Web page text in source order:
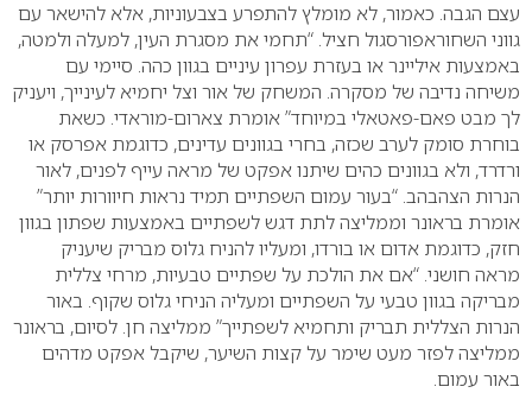
עצם הגבה. כאמור, לא מומלץ להתפרע בצבעוניות, אלא להישאר עם
גווני השחוראפורסגול חציל. “תחמי את מסגרת העין, למעלה ולמטה,
באמצעות איליינר או בעזרת עפרון עיניים בגוון כהה. סיימי עם
משיחה נדיבה של מסקרה. המשחק של אור וצל יחמיא לעינייך, ויעניק
לך מבט פאם-פאטאלי במיוחד” אומרת צארום-מוראדי. כשאת
בוחרת סומק לערב שכזה, בחרי בגוונים עדינים, כדוגמת אפרסק או
ורדרד, ולא בגוונים כהים שיתנו אפקט של מראה עייף לפנים, לאור
הנרות הצהבהב. “בעור עמום השפתיים תמיד נראות חיוורות יותר”
אומרת בראונר וממליצה לתת דגש לשפתיים באמצעות שפתון בגוון
חזק, כדוגמת אדום או בורדו, ומעליו להניח גלוס מבריק שיעניק
מראה חושני. “אם את הולכת על שפתיים טבעיות, מרחי צללית
מבריקה בגוון טבעי על השפתיים ומעליה הניחי גלוס שקוף. באור
הנרות הצללית תבריק ותחמיא לשפתייך” ממליצה חן. לסיום, בראונר
ממליצה לפזר מעט שימר על קצות השיער, שיקבל אפקט מדהים
באור עמום.